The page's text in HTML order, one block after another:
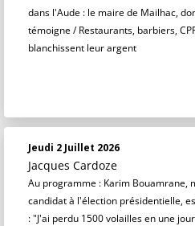
dans l'Aude : le maire de Mailhac,
témoigne / Restaurants, barbiers,
blanchissent leur argent
Jeudi 2 Juillet 2026
Jacques Cardoze
Au programme : Karim Bouamrane,
candidat à l'élection présidentielle,
: "J'ai perdu 1500 volailles en une